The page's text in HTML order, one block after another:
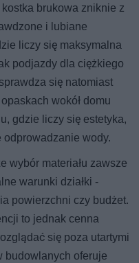
brukowa zniknie z
i lubiane
liczy się maksymalna
podjazdy dla ciężkiego
się natomiast
wokół domu
gdzie liczy się estetyka,
wody.
wybór materiału zawsze
warunki działki -
powierzchni czy budżet.
to jednak cenna
się poza utartymi
budowlanych oferuje